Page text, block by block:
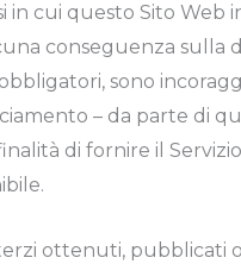
in cui questo Sito
conseguenza sulla
sono
– da parte di
di fornire il
ottenuti, pubblicati